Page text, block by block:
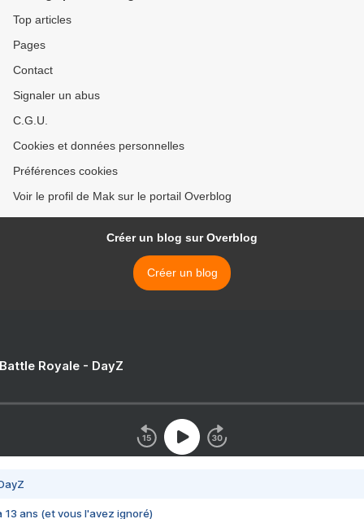
Top articles
Pages
Contact
Signaler un abus
C.G.U.
Cookies et données personnelles
Préférences cookies
Voir le profil de Mak sur le portail Overblog
Créer un blog sur Overblog
Créer un blog
Royale - DayZ
13 ans (et vous l'avez ignoré)